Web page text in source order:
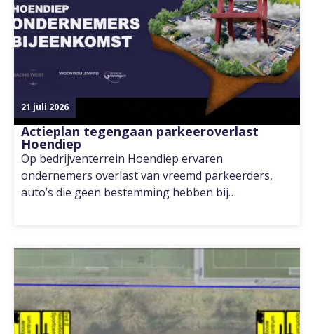
21 juli 2026
Actieplan tegengaan parkeeroverlast
Hoendiep
Op bedrijventerrein Hoendiep ervaren
ondernemers overlast van vreemd parkeerders,
auto’s die geen bestemming hebben bij…